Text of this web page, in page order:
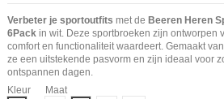
Verbeter je sportoutfits met de Beeren Heren
6Pack in wit. Deze sportbroeken zijn ontworpen
comfort en functionaliteit waardeert. Gemaakt
ze een uitstekende pasvorm en zijn ideaal voor
ontspannen dagen.
Kleur
Maat